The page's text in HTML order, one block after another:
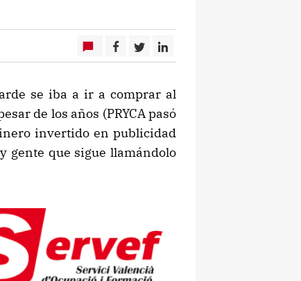
se iba a ir a comprar al
de los años (PRYCA pasó
invertido en publicidad
gente que sigue llamándolo